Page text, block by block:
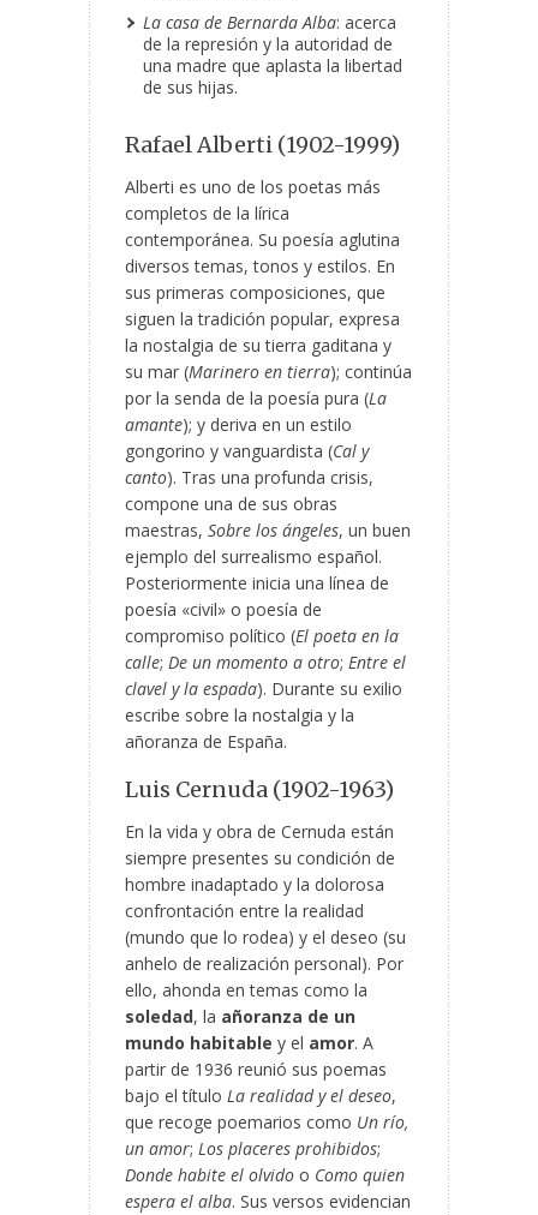
La casa de Bernarda Alba: acerca
de la represión y la autoridad de
una madre que aplasta la libertad
de sus hijas.
Rafael Alberti (1902-1999)
Alberti es uno de los poetas más
completos de la lírica
contemporánea. Su poesía aglutina
diversos temas, tonos y estilos. En
sus primeras composiciones, que
siguen la tradición popular, expresa
la nostalgia de su tierra gaditana y
su mar (Marinero en tierra); continúa
por la senda de la poesía pura (La
amante); y deriva en un estilo
gongorino y vanguardista (Cal y
canto). Tras una profunda crisis,
compone una de sus obras
maestras, Sobre los ángeles, un buen
ejemplo del surrealismo español.
Posteriormente inicia una línea de
poesía «civil» o poesía de
compromiso político (El poeta en la
calle; De un momento a otro; Entre el
clavel y la espada). Durante su exilio
escribe sobre la nostalgia y la
añoranza de España.
Luis Cernuda (1902-1963)
En la vida y obra de Cernuda están
siempre presentes su condición de
hombre inadaptado y la dolorosa
confrontación entre la realidad
(mundo que lo rodea) y el deseo (su
anhelo de realización personal). Por
ello, ahonda en temas como la
soledad, la añoranza de un
mundo habitable y el amor. A
partir de 1936 reunió sus poemas
bajo el título La realidad y el deseo,
que recoge poemarios como Un río,
un amor; Los placeres prohibidos;
Donde habite el olvido o Como quien
espera el alba. Sus versos evidencian